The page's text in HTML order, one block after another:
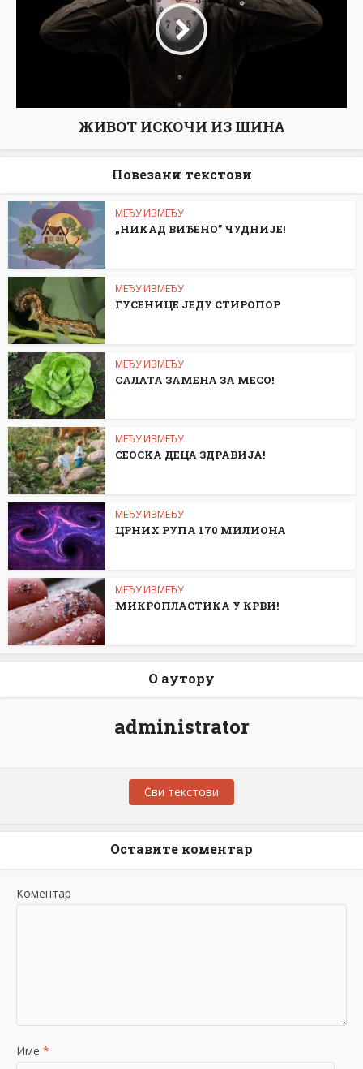
ЖИВОТ ИСКОЧИ ИЗ ШИНА
Повезани текстови
МЕЂУ ИЗМЕЂУ
„НИKАД ВИЂЕНО” ЧУДНИЈЕ!
МЕЂУ ИЗМЕЂУ
ГУСЕНИЦЕ ЈЕДУ СТИРОПОР
МЕЂУ ИЗМЕЂУ
САЛАТА ЗАМЕНА ЗА МЕСО!
МЕЂУ ИЗМЕЂУ
СЕОСKА ДЕЦА ЗДРАВИЈА!
МЕЂУ ИЗМЕЂУ
ЦРНИХ РУПА 170 МИЛИОНА
МЕЂУ ИЗМЕЂУ
МИКРОПЛАСТИКА У КРВИ!
О аутору
administrator
Сви текстови
Оставите коментар
Коментар
Име *